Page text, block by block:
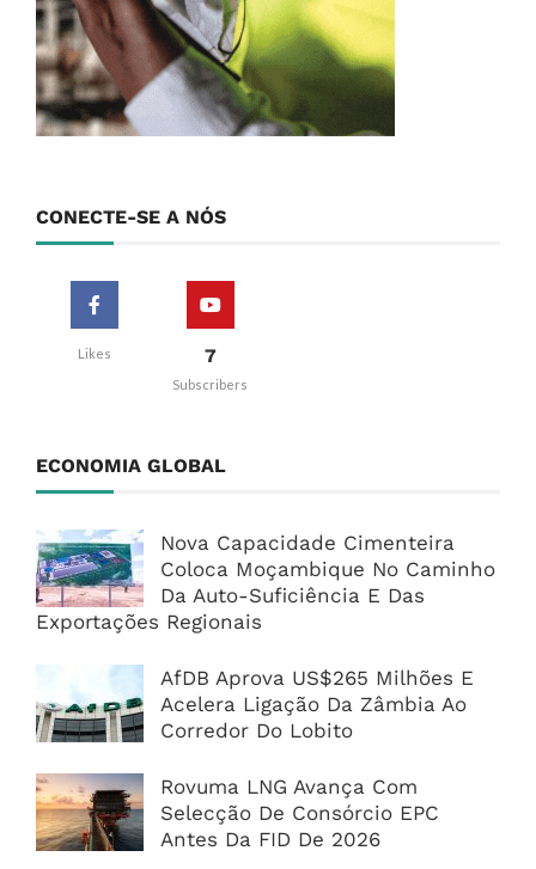
CONECTE-SE A NÓS
Likes 7
Subscribers
ECONOMIA GLOBAL
Nova Capacidade Cimenteira
Coloca Moçambique No Caminho
Da Auto-Suficiência E Das
Exportações Regionais
AfDB Aprova US$265 Milhões E
Acelera Ligação Da Zâmbia Ao
Corredor Do Lobito
Rovuma LNG Avança Com
Selecção De Consórcio EPC
Antes Da FID De 2026